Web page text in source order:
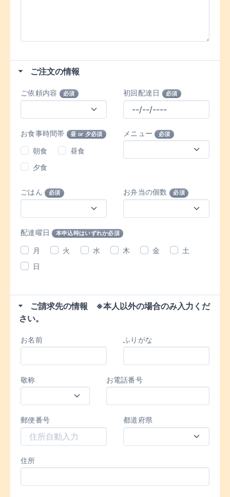
ご注文の情報
ご依頼内容 必須 初回配達日 必須
お食事時間帯 昼 or 夕必須
朝食
昼食
夕食
メニュー 必須
ごはん 必須 お弁当の個数 必須
配達曜日 本申込時はいずれか必須
月 火 水 木 金
土
日
ご請求先の情報 ※本人以外の場合のみ入力くだ
さい。
お名前 ふりがな
敬称 お電話番号
郵便番号 都道府県
住所